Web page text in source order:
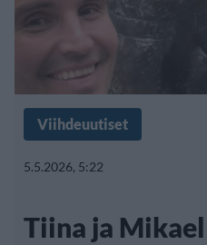
Viihdeuutiset
5.5.2026, 5:22
Tiina ja